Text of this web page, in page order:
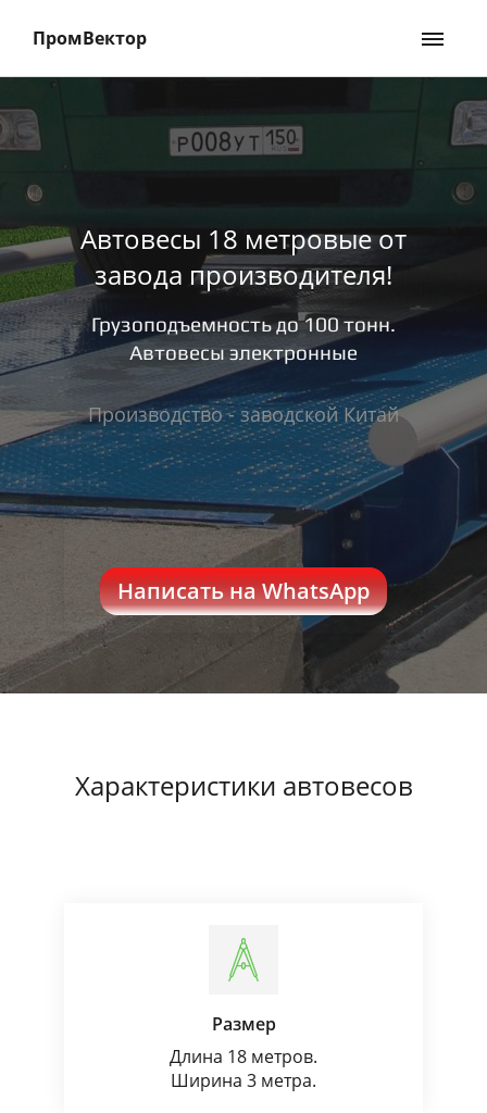
ПромВектор
Автовесы 18 метровые от
завода производителя!
Грузоподъемность до 100 тонн.
Автовесы электронные
Производство - заводской Китай
Написать на WhatsApp
Характеристики автовесов
Размер
Длина 18 метров.
Ширина 3 метра.